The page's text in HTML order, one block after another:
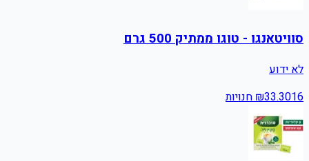
סוויטאנגו - טוגו ממתיק 500 גרם
לא ידוע
₪33.3016 חנויות